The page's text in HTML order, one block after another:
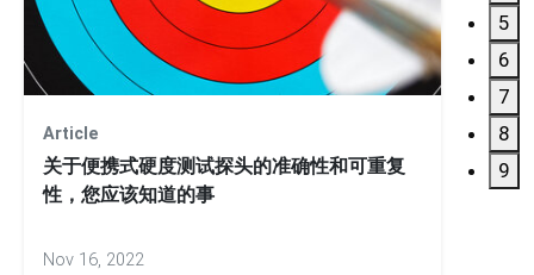
Article
关于便携式硬度测试探头的准确性和可重复
性，您应该知道的事
Nov 16, 2022
5
6
7
8
9